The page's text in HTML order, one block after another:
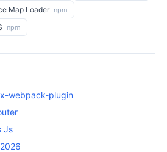
Map Loader npm
npm
webpack-plugin
Js